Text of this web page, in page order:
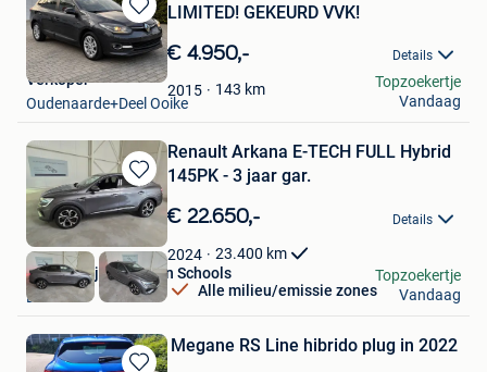
Bewaren
in
Mijn
Favorieten
LIMITED! GEKEURD VVK!
€ 4.950,- Details
2015 143 km
Verkoper
Oudenaarde+Deel Ooike
Topzoekertje
Vandaag
Bewaren
in
Favorieten
Renault Arkana E-TECH FULL Hybrid
145PK - 3 jaar gar.
€ 22.650,- Details
2024 23.400 km
Alle milieu/emissie zones
Autobedrijf Benjamin Schools
Duffel
Topzoekertje
Vandaag
Megane RS Line hibrido plug in 2022